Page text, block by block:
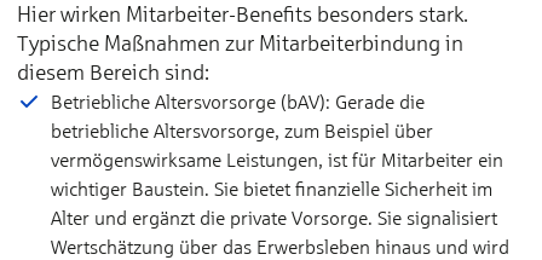
Hier wirken Mitarbeiter-Benefits besonders stark.
Typische Maßnahmen zur Mitarbeiterbindung in
diesem Bereich sind:
Betriebliche Altersvorsorge (bAV): Gerade die
betriebliche Altersvorsorge, zum Beispiel über
vermögenswirksame Leistungen, ist für Mitarbeiter ein
wichtiger Baustein. Sie bietet finanzielle Sicherheit im
Alter und ergänzt die private Vorsorge. Sie signalisiert
Wertschätzung über das Erwerbsleben hinaus und wird